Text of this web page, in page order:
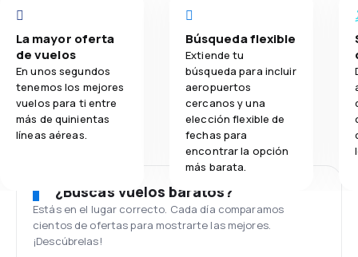
La mayor oferta
de vuelos
En unos segundos
tenemos los mejores
vuelos para ti entre
más de quinientas
líneas aéreas.
Búsqueda flexible
Extiende tu
búsqueda para incluir
aeropuertos
cercanos y una
elección flexible de
fechas para
encontrar la opción
más barata.
¿Buscas vuelos baratos?
Estás en el lugar correcto. Cada día comparamos
cientos de ofertas para mostrarte las mejores.
¡Descúbrelas!